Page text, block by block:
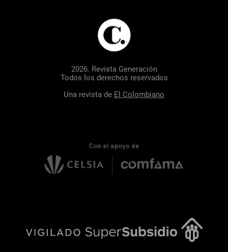
2026. Revista Generación
Todos los derechos reservados
Una revista de El Colombiano